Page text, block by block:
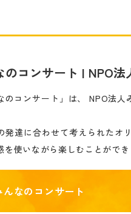
のコンサート | NPO
のコンサート」は、 NPO法
発達に合わせて考えられたオ
を使いながら楽しむことができ
んなのコンサート